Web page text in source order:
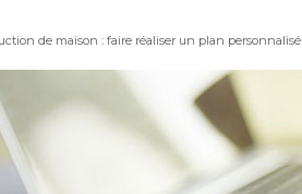
de maison : faire réaliser un plan personnalisé